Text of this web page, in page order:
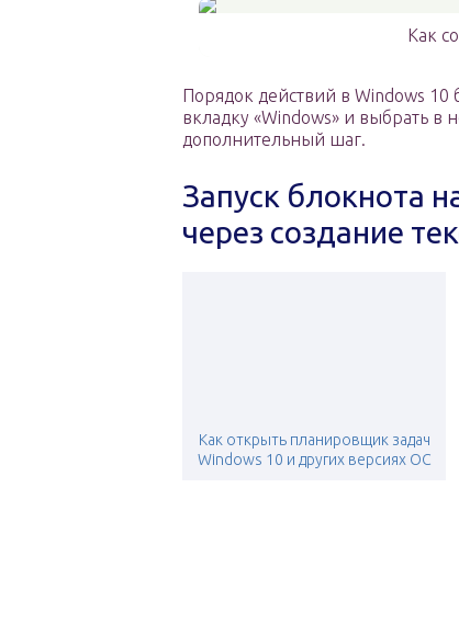
Как
Порядок действий в Windows 10
вкладку «Windows» и выбрать
дополнительный шаг.
Запуск блокнота
через создание
Как открыть планировщик задач
Windows 10 и других версиях ОС